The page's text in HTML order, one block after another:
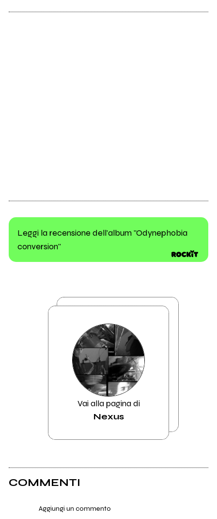
Leggi la recensione dell'album "Odynephobia
conversion"
Vai alla pagina di
Nexus
COMMENTI
Aggiungi un commento